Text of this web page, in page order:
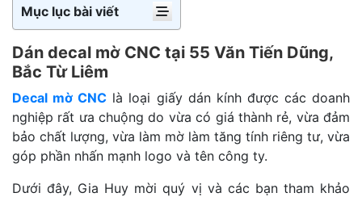
Mục lục bài viết
Dán decal mờ CNC tại 55 Văn Tiến Dũng,
Bắc Từ Liêm
Decal mờ CNC là loại giấy dán kính được các doanh
nghiệp rất ưa chuộng do vừa có giá thành rẻ, vừa đảm
bảo chất lượng, vừa làm mờ làm tăng tính riêng tư, vừa
góp phần nhấn mạnh logo và tên công ty.
Dưới đây, Gia Huy mời quý vị và các bạn tham khảo